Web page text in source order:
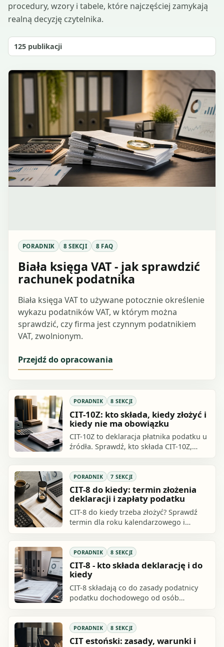
procedury, wzory i tabele, które najczęściej zamykają
realną decyzję czytelnika.
125 publikacji
PORADNIK 8 SEKCJI 8 FAQ
Biała księga VAT - jak sprawdzić
rachunek podatnika
Biała księga VAT to używane potocznie określenie
wykazu podatników VAT, w którym można
sprawdzić, czy firma jest czynnym podatnikiem
VAT, zwolnionym.
Przejdź do opracowania
PORADNIK 8 SEKCJI
CIT-10Z: kto składa, kiedy złożyć i
kiedy nie ma obowiązku
CIT-10Z to deklaracja płatnika podatku u
źródła. Sprawdź, kto składa CIT-10Z,
PORADNIK 7 SEKCJI
CIT-8 do kiedy: termin złożenia
deklaracji i zapłaty podatku
CIT-8 do kiedy trzeba złożyć? Sprawdź
termin dla roku kalendarzowego i
skutki spóźnienia.
PORADNIK 8 SEKCJI
CIT-8 - kto składa deklarację i do
kiedy
CIT-8 składają co do zasady podatnicy
podatku dochodowego od osób
inne.
PORADNIK 8 SEKCJI
CIT estoński: zasady, warunki i